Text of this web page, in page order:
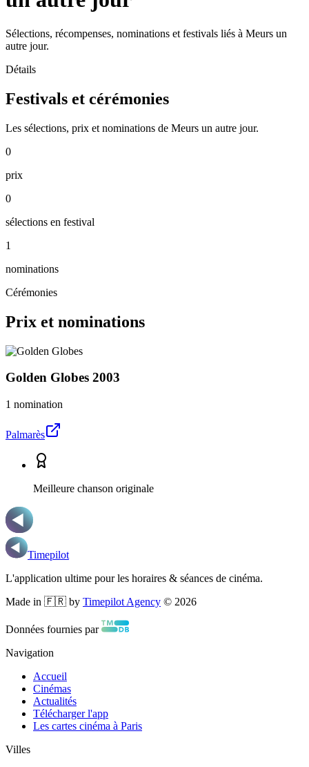
Sélections, récompenses, nominations et festivals liés à Meurs un
autre jour.
Détails
Festivals et cérémonies
Les sélections, prix et nominations de Meurs un autre jour.
0
prix
0
sélections en festival
1
nominations
Cérémonies
Prix et nominations
Golden Globes 2003
1 nomination
Palmarès
Meilleure chanson originale
Timepilot
L'application ultime pour les horaires & séances de cinéma.
Made in 🇫🇷 by Timepilot Agency © 2026
Données fournies par
Navigation
Accueil
Cinémas
Actualités
Télécharger l'app
Les cartes cinéma à Paris
Villes